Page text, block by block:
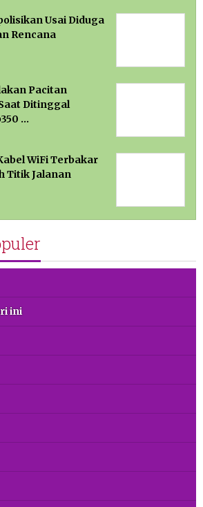
Usai Diduga
Rencana
Pacitan
Ditinggal
…
WiFi Terbakar
Titik Jalanan
ini